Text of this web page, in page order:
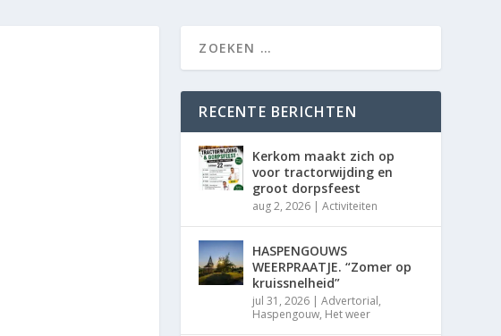
RECENTE BERICHTEN
Kerkom maakt zich op
voor tractorwijding en
groot dorpsfeest
aug 2, 2026 |Activiteiten
HASPENGOUWS
WEERPRAATJE. “Zomer op
kruissnelheid”
jul 31, 2026 |Advertorial,
Haspengouw, Het weer